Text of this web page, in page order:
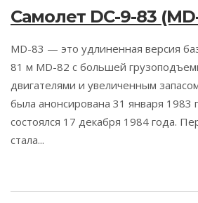
Самолет DC-9-83
MD-83 — это удлиненная версия
81 м MD-82 с большей
двигателями и увеличенным
была анонсирована 31 января 1983
состоялся 17 декабря 1984 года.
стала...